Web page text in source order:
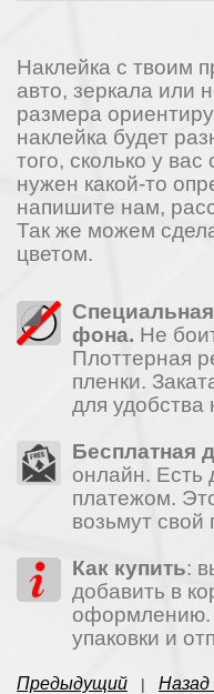
Наклейка с твоим
авто, зеркала или
размера
наклейка будет
того, сколько у
нужен какой-то
напишите нам,
Так же можем
цветом.
фона. Не
Плоттерная
пленки.
для удобства
Бесплатная
онлайн. Есть
платежом.
возьмут свой
Как купить:
добавить в
оформлению.
упаковки и
Предыдущий | Назад